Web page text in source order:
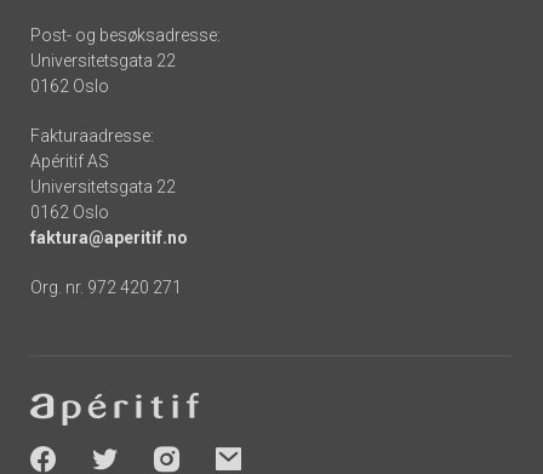
Post- og besøksadresse:
Universitetsgata 22
0162 Oslo
Fakturaadresse:
Apéritif AS
Universitetsgata 22
0162 Oslo
faktura@aperitif.no
Org. nr. 972 420 271
-